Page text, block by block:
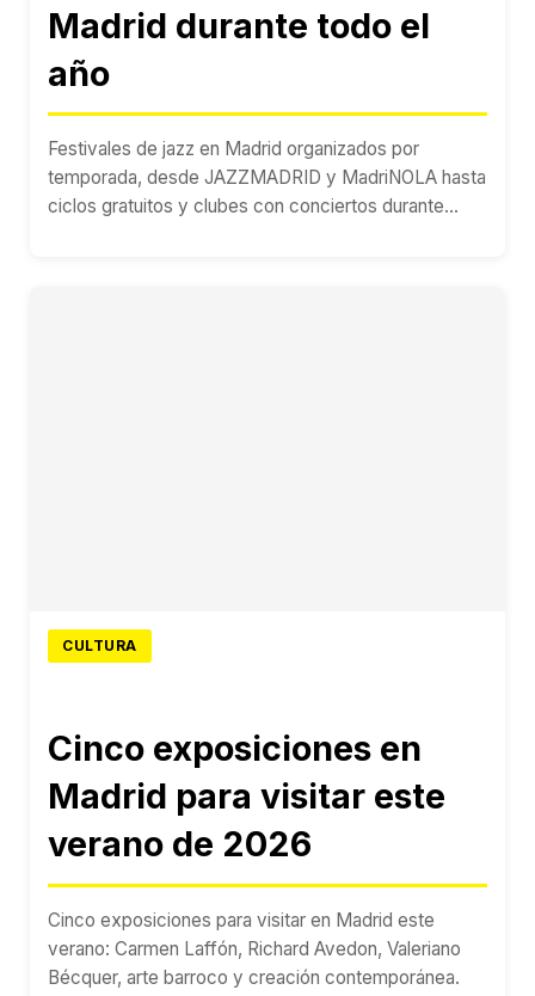
Madrid durante todo el
año
Festivales de jazz en Madrid organizados por
temporada, desde JAZZMADRID y MadriNOLA hasta
ciclos gratuitos y clubes con conciertos durante...
CULTURA
Cinco exposiciones en
Madrid para visitar este
verano de 2026
Cinco exposiciones para visitar en Madrid este
verano: Carmen Laffón, Richard Avedon, Valeriano
Bécquer, arte barroco y creación contemporánea.